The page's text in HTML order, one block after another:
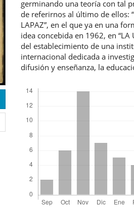
germinando una teoría con tal
de referirnos al último de ellos:
LAPAZ”, en el que ya en una
idea concebida en 1962, en “LA
del establecimiento de una
internacional dedicada a
difusión y enseñanza, la